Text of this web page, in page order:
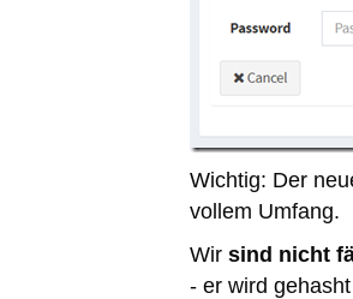
Wichtig: Der
vollem Umfang.
Wir sind nicht
- er wird